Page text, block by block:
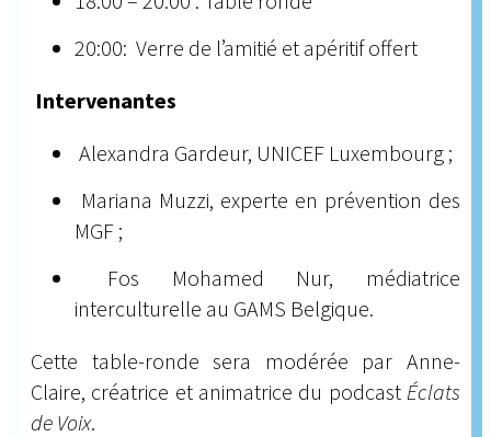
20:00: Verre de l’amitié et apéritif offert
Intervenantes
Alexandra Gardeur, UNICEF Luxembourg ;
Mariana Muzzi, experte en prévention des
MGF ;
Fos Mohamed Nur, médiatrice
interculturelle au GAMS Belgique.
Cette table-ronde sera modérée par Anne-
Claire, créatrice et animatrice du podcast Éclats
de Voix.